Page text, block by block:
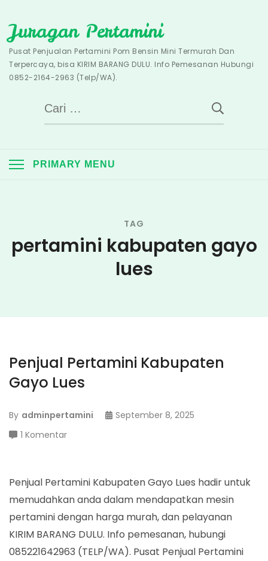
to
content
Juragan Pertamini
Pusat Penjualan Pertamini Pom Bensin Mini Termurah Dan
Terpercaya, bisa KIRIM BARANG DULU. Info Pemesanan Hubungi
0852-2164-2963 (Telp/WA).
Cari
untuk:
PRIMARY MENU
TAG
pertamini kabupaten gayo
lues
Penjual Pertamini Kabupaten
Gayo Lues
By adminpertamini
September 8, 2025
1 Komentarpada
Kabupaten
Gayo
Lues
Penjual Pertamini Kabupaten Gayo Lues hadir untuk
memudahkan anda dalam mendapatkan mesin
pertamini dengan harga murah, dan pelayanan
KIRIM BARANG DULU. Info pemesanan, hubungi
085221642963 (TELP/WA). Pusat Penjual Pertamini